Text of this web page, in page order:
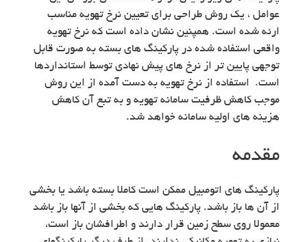
عوامل ، یک روش طراحی برای تعیین نرخ تهویه مناسب
ارئه شده است. همپنین نشان داده است که نرخ تهویه
واقعی استفاده شده در پارکینگ های بسته به صورت قابل
توجهی پایین تر از نرخ های پیش نهادی توسط استانداردها
است. استفاده از نرخ تهویه به دست آمده از این روش
موجب کاهش ظرفیت سامانه تهویه و به تبع آن کاهش
هزینه های اولیه سامانه خواهد شد.
مقدمه
پارکینگ های اتومبیل ممکن است کاملا بسته باشد یا بخشی
از آن ها باز باشد. پارکینگ هایی که بخشی از آنها باز باشد
معمولا روی سطح زمین قرار دارند و اطرافشان باز است،